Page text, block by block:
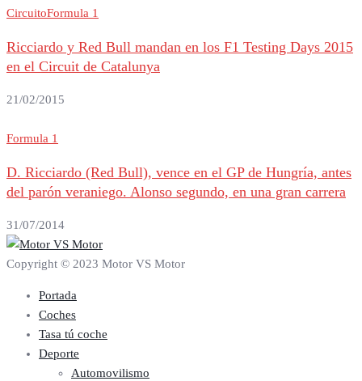
CircuitoFormula 1
Ricciardo y Red Bull mandan en los F1 Testing Days 2015
en el Circuit de Catalunya
21/02/2015
Formula 1
D. Ricciardo (Red Bull), vence en el GP de Hungría, antes
del parón veraniego. Alonso segundo, en una gran carrera
31/07/2014
Copyright © 2023 Motor VS Motor
Portada
Coches
Tasa tú coche
Deporte
Automovilismo